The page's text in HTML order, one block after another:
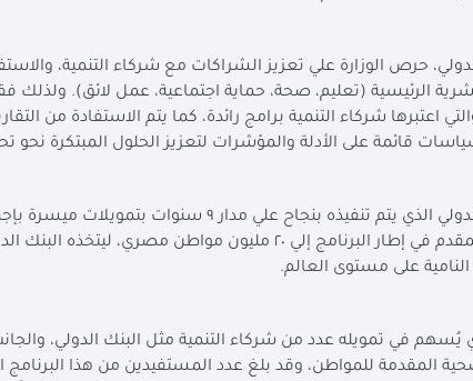
حرص الوزارة علي تعزيز الشراكات مع شركاء التنمية،
الرئيسية (تعليم، صحة، حماية اجتماعية، عمل لائق). ولذلك
اعتبرها شركاء التنمية برامج رائدة، كما يتم الاستفادة من
قائمة على الأدلة والمؤشرات لتعزيز الحلول المبتكرة نحو
دولار، حيث وصل عدد المستفيدين من الدعم النقدي المقدم في إطار البرنامج إلي ٢٠ مليون مواطن
على مستوى العالم.
في تمويله عدد من شركاء التنمية مثل البنك الدولي، والجانب
المقدمة للمواطن، وقد بلغ عدد المستفيدين من هذا البرنامج